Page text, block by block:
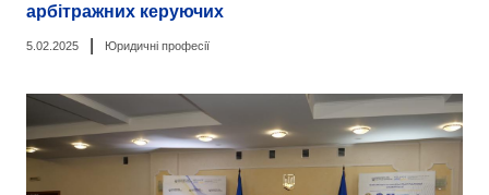
арбітражних керуючих
5.02.2025 Юридичні професії